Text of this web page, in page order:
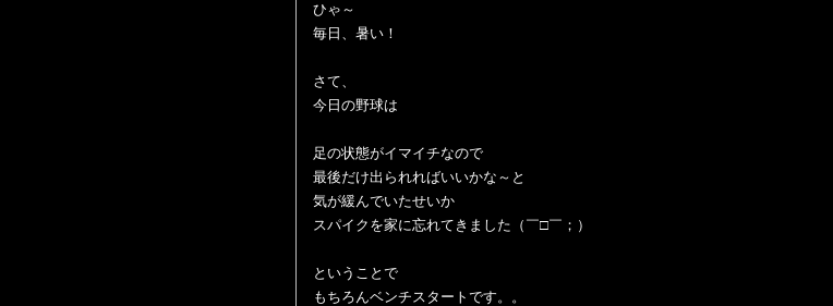
ひゃ～
毎日、暑い！
さて、
今日の野球は
足の状態がイマイチなので
最後だけ出られればいいかな～と
気が緩んでいたせいか
スパイクを家に忘れてきました（￣□￣；）
ということで
もちろんベンチスタートです。。